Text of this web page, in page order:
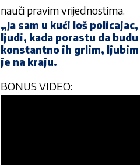
nauči pravim vrijednostima.
„Ja sam u kući loš
ljudi, kada porastu da
konstantno ih grlim,
je na kraju.
BONUS VIDEO: